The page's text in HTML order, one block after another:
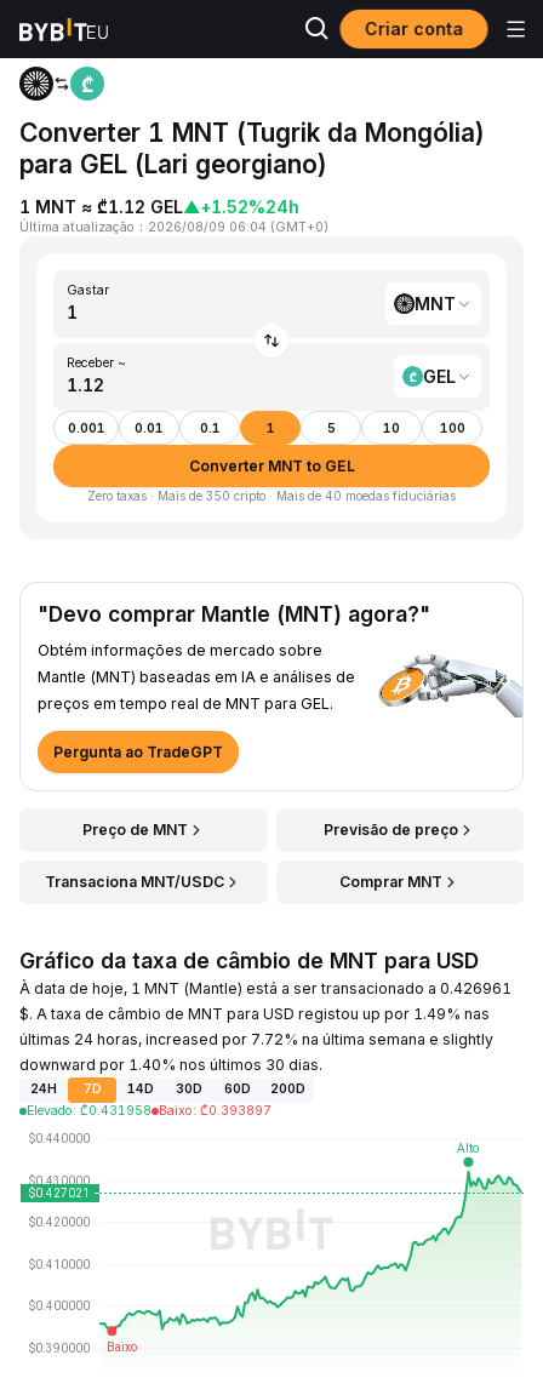
Criar conta
Página inicial
Converter 1 MNT (Tugrik da Mongólia)
para GEL (Lari georgiano)
1 MNT ≈ ₾1.12 GEL▲+1.52%24h
Última atualização ： 2026/08/09 06:04 (GMT+0)
Gastar
MNT
Receber ~
GEL
0.001 0.01 0.1 1 5 10 100
Converter MNT to GEL
Zero taxas · Mais de 350 cripto · Mais de 40 moedas fiduciárias
"Devo comprar Mantle (MNT) agora?"
Obtém informações de mercado sobre
Mantle (MNT) baseadas em IA e análises de
preços em tempo real de MNT para GEL.
Pergunta ao TradeGPT
Preço de MNT Previsão de preço
Transaciona MNT/USDC Comprar MNT
Gráfico da taxa de câmbio de MNT para USD
À data de hoje, 1 MNT (Mantle) está a ser transacionado a 0.426961
$. A taxa de câmbio de MNT para USD registou up por 1.49% nas
últimas 24 horas, increased por 7.72% na última semana e slightly
downward por 1.40% nos últimos 30 dias.
24H 7D 14D 30D 60D
200D
Elevado: ₾0.431958 Baixo: ₾0.393897
Última atualização: 2026-08-09, 06:04 GMT+0